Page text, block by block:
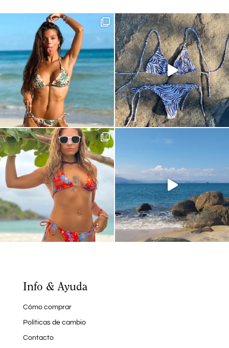
Info & Ayuda
Cómo comprar
Políticas de cambio
Contacto